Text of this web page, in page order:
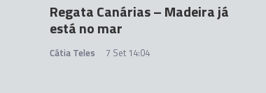
Regata Canárias – Madeira já
está no mar
Cátia Teles 7 Set 14:04